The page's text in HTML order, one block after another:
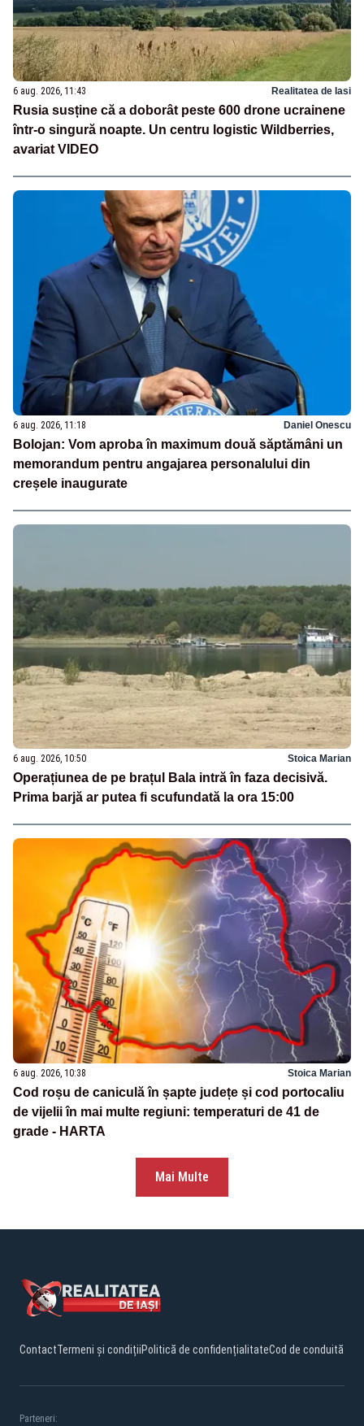
6 aug. 2026, 11:43 Realitatea de Iasi
Rusia susține că a doborât peste 600 drone ucrainene
într-o singură noapte. Un centru logistic Wildberries,
avariat VIDEO
6 aug. 2026, 11:18 Daniel Onescu
Bolojan: Vom aproba în maximum două săptămâni un
memorandum pentru angajarea personalului din
creșele inaugurate
6 aug. 2026, 10:50 Stoica Marian
Operațiunea de pe brațul Bala intră în faza decisivă.
Prima barjă ar putea fi scufundată la ora 15:00
6 aug. 2026, 10:38 Stoica Marian
Cod roșu de caniculă în șapte județe și cod portocaliu
de vijelii în mai multe regiuni: temperaturi de 41 de
grade - HARTA
Mai Multe
ContactTermeni și condițiiPolitică de confidențialitateCod de conduită
Parteneri: